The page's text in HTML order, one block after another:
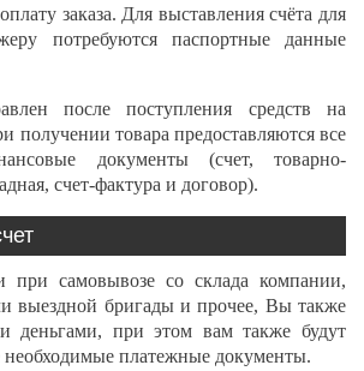
заказа. Для выставления счёта для
потребуются паспортные данные
после поступления средств на
получении товара предоставляются все
документы (счет, товарно-
счет-фактура и договор).
при самовывозе со склада компании,
выездной бригады и прочее, Вы также
деньгами, при этом вам также будут
необходимые платежные документы.